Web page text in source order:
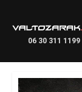
06 30 311 1199